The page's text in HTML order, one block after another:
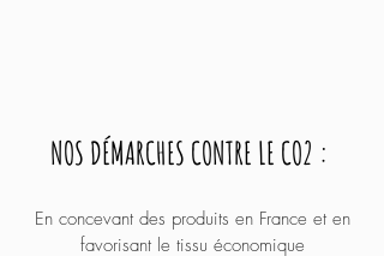
NOS DÉMARCHES CONTRE LE CO2 :
En concevant des produits en France et en
favorisant le tissu économique